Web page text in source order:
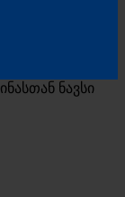
ნავსი